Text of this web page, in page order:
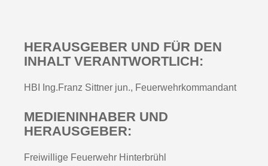
HERAUSGEBER UND FÜR DEN
INHALT VERANTWORTLICH:
HBI Ing.Franz Sittner jun., Feuerwehrkommandant
MEDIENINHABER UND
HERAUSGEBER:
Freiwillige Feuerwehr Hinterbrühl